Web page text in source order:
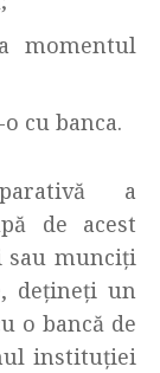
momentul
cu banca.
a
de acest
sau munciți
dețineți un
o bancă de
instituției